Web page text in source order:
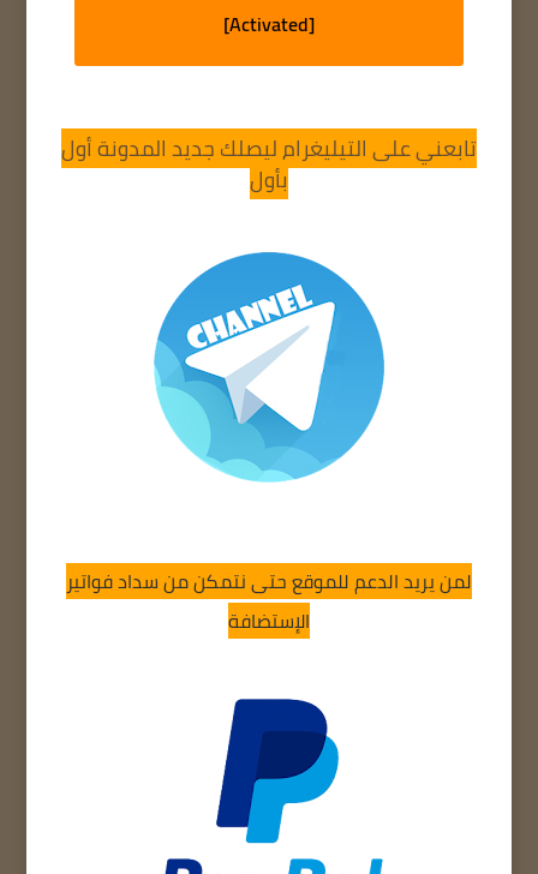
[Activated]
تابعني على التيليغرام ليصلك جديد المدونة أول
بأول
لمن يريد الدعم للموقع حتى نتمكن من سداد فواتير
الإستضافة